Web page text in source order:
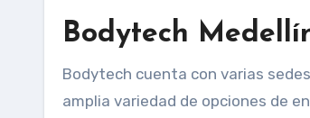
Bodytech
Bodytech cuenta con varias
amplia variedad de opciones de